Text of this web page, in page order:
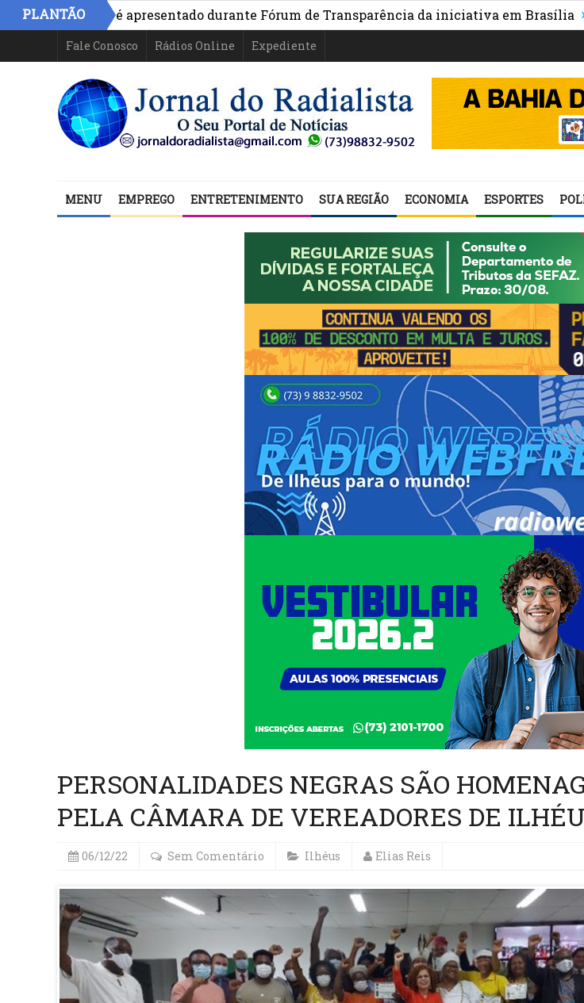
PLANTÃO
Bahia é apresentado durante Fórum de Transparência da iniciativa em Brasília » Ponte
Fale Conosco Rádios Online Expediente
MENU EMPREGO ENTRETENIMENTO SUA REGIÃO ECONOMIA ESPORTES
PERSONALIDADES NEGRAS SÃO
PELA CÂMARA DE VEREADORES DE
06/12/22 Sem Comentário Ilhéus Elias Reis